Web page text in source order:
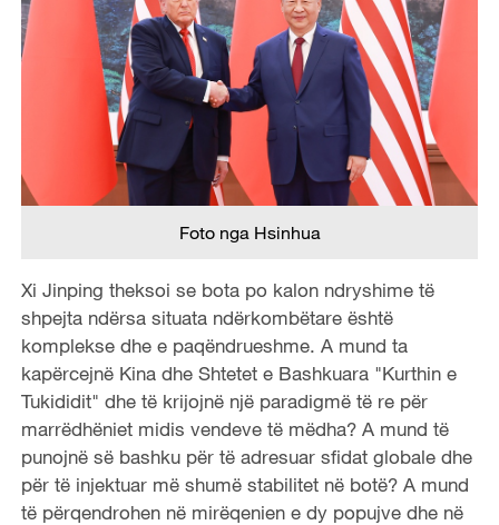
Foto nga Hsinhua
Xi Jinping theksoi se bota po kalon ndryshime të
shpejta ndërsa situata ndërkombëtare është
komplekse dhe e paqëndrueshme. A mund ta
kapërcejnë Kina dhe Shtetet e Bashkuara "Kurthin e
Tukididit" dhe të krijojnë një paradigmë të re për
marrëdhëniet midis vendeve të mëdha? A mund të
punojnë së bashku për të adresuar sfidat globale dhe
për të injektuar më shumë stabilitet në botë? A mund
të përqendrohen në mirëqenien e dy popujve dhe në